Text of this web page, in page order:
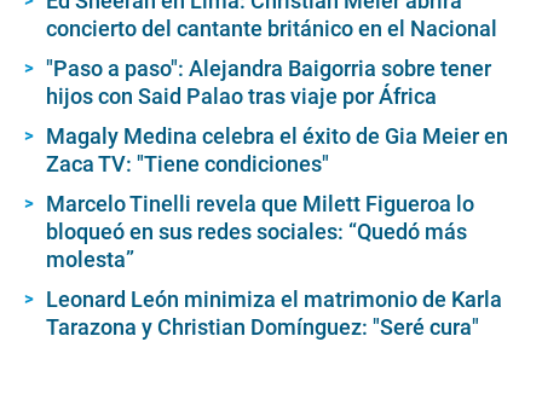
concierto del cantante británico en el Nacional
"Paso a paso": Alejandra Baigorria sobre tener
hijos con Said Palao tras viaje por África
Magaly Medina celebra el éxito de Gia Meier en
Zaca TV: "Tiene condiciones"
Marcelo Tinelli revela que Milett Figueroa lo
bloqueó en sus redes sociales: “Quedó más
molesta”
Leonard León minimiza el matrimonio de Karla
Tarazona y Christian Domínguez: "Seré cura"